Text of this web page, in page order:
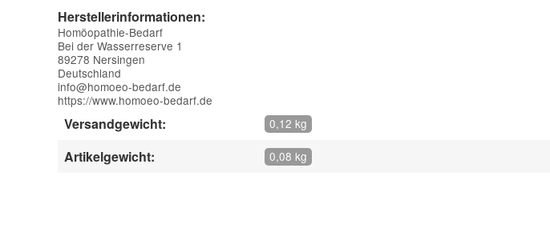
Herstellerinformationen:
Homöopathie-Bedarf
Bei der Wasserreserve 1
89278 Nersingen
Deutschland
info@homoeo-bedarf.de
https://www.homoeo-bedarf.de
Versandgewicht: 0,12 kg
Artikelgewicht: 0,08 kg